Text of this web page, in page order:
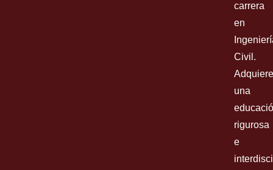
carrera
en
Civil.
Adquiere
una
rigurosa
e